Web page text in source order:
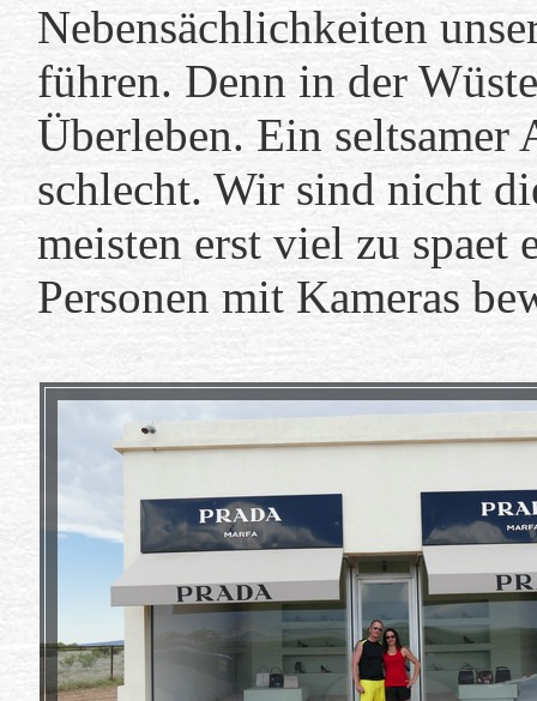
Nebensächlichkeiten
führen. Denn in der
Überleben. Ein
schlecht. Wir sind nicht
meisten erst viel zu spaet
Personen mit Kameras